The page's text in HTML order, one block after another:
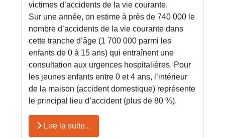
victimes d’accidents de la vie courante.
Sur une année, on estime à près de 740 000 le
nombre d’accidents de la vie courante dans
cette tranche d’âge (1 700 000 parmi les
enfants de 0 à 15 ans) qui entraînent une
consultation aux urgences hospitalières. Pour
les jeunes enfants entre 0 et 4 ans, l’intérieur
de la maison (accident domestique) représente
le principal lieu d’accident (plus de 80 %).
Lire la suite...